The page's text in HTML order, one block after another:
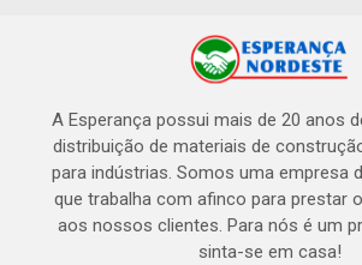
A Esperança possui mais de 20 anos
distribuição de materiais de
para indústrias. Somos uma empresa
que trabalha com afinco para prestar
aos nossos clientes. Para nós é um
sinta-se em casa!